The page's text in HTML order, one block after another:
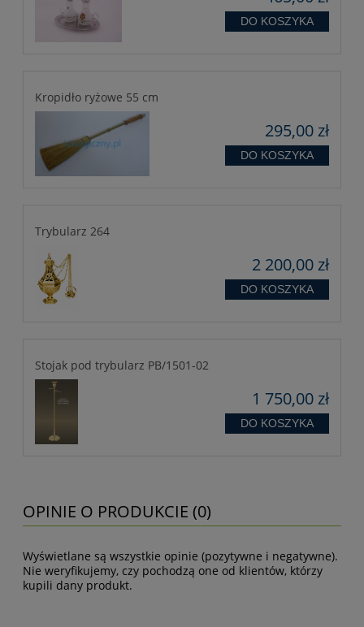
DO KOSZYKA
Kropidło ryżowe 55 cm
295,00 zł
DO KOSZYKA
Trybularz 264
2 200,00 zł
DO KOSZYKA
Stojak pod trybularz PB/1501-02
1 750,00 zł
DO KOSZYKA
OPINIE O PRODUKCIE (0)
Wyświetlane są wszystkie opinie (pozytywne i negatywne).
Nie weryfikujemy, czy pochodzą one od klientów, którzy
kupili dany produkt.